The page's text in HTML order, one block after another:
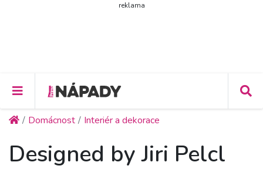
reklama
Domácnost Interiér a dekorace
Designed by Jiri Pelcl